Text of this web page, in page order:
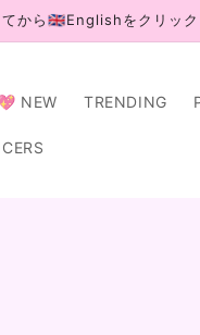
てから🇬🇧Englishをクリッ
NEW TRENDING